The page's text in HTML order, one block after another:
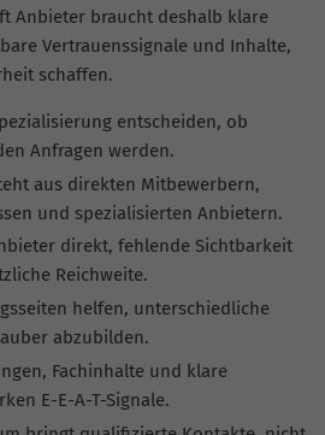
Anbieter braucht deshalb klare
Vertrauenssignale und Inhalte,
schaffen.
entscheiden, ob
Anfragen werden.
aus direkten Mitbewerbern,
und spezialisierten Anbietern.
direkt, fehlende Sichtbarkeit
Reichweite.
helfen, unterschiedliche
abzubilden.
Fachinhalte und klare
E-E-A-T-Signale.